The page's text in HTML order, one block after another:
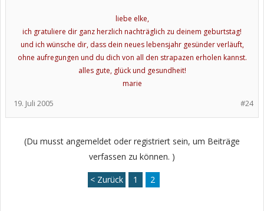
liebe elke,
ich gratuliere dir ganz herzlich nachträglich zu deinem geburtstag!
und ich wünsche dir, dass dein neues lebensjahr gesünderverläuft,
ohne aufregungen und du dich von all den strapazen erholen kannst.
alles gute, glück und gesundheit!
marie
#24
19. Juli 2005
(Du musst angemeldet oder registriert sein, um Beiträge
verfassen zu können. )
< Zurück 1 2